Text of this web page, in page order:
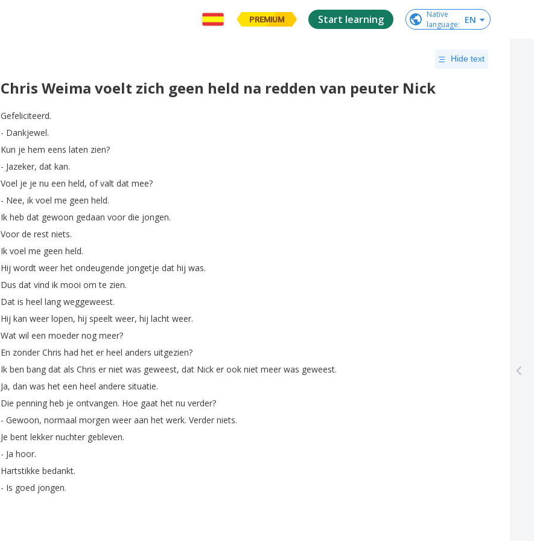
PREMIUM Start learning
Native
language: EN
Hide text
Chris Weima voelt zich geen held na redden van peuter Nick
Gefeliciteerd.
- Dankjewel.
Kun je hem eens laten zien?
- Jazeker, dat kan.
Voel je je nu een held, of valt dat mee?
- Nee, ik voel me geen held.
Ik heb dat gewoon gedaan voor die jongen.
Voor de rest niets.
Ik voel me geen held.
Hij wordt weer het ondeugende jongetje dat hij was.
Dus dat vind ik mooi om te zien.
Dat is heel lang weggeweest.
Hij kan weer lopen, hij speelt weer, hij lacht weer.
Wat wil een moeder nog meer?
En zonder Chris had het er heel anders uitgezien?
Ik ben bang dat als Chris er niet was geweest, dat Nick er ook niet meer was geweest.
Ja, dan was het een heel andere situatie.
Die penning heb je ontvangen. Hoe gaat het nu verder?
- Gewoon, normaal morgen weer aan het werk. Verder niets.
Je bent lekker nuchter gebleven.
- Ja hoor.
Hartstikke bedankt.
- Is goed jongen.